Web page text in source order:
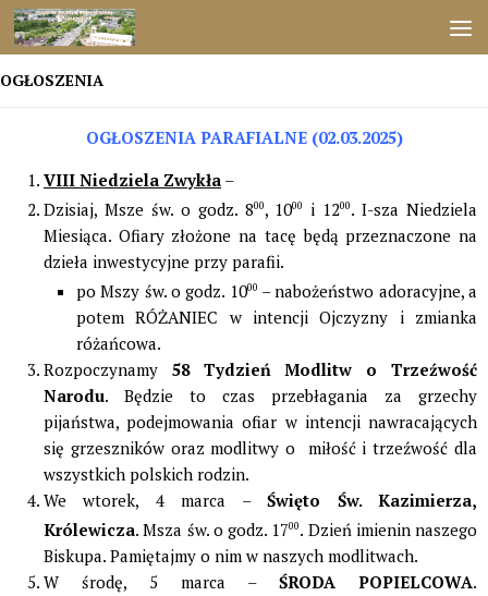
Przejdź do treści
OGŁOSZENIA
OGŁOSZENIA PARAFIALNE (02.03.2025)
VIII Niedziela Zwykła –
Dzisiaj, Msze św. o godz. 800, 1000 i 1200. I-sza Niedziela
Miesiąca. Ofiary złożone na tacę będą przeznaczone na
dzieła inwestycyjne przy parafii.
po Mszy św. o godz. 1000 – nabożeństwo adoracyjne, a
potem RÓŻANIEC w intencji Ojczyzny i zmianka
różańcowa.
Rozpoczynamy 58 Tydzień Modlitw o Trzeźwość
Narodu. Będzie to czas przebłagania za grzechy
pijaństwa, podejmowania ofiar w intencji nawracających
się grzeszników oraz modlitwy o miłość i trzeźwość dla
wszystkich polskich rodzin.
We wtorek, 4 marca –Święto Św. Kazimierza,
Królewicza. Msza św. o godz. 1700. Dzień imienin naszego
Biskupa. Pamiętajmy o nim w naszych modlitwach.
W środę, 5 marca – ŚRODA POPIELCOWA.